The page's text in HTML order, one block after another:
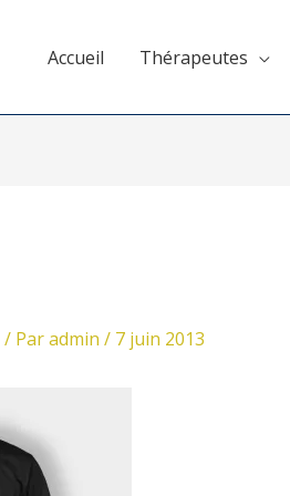
Accueil Thérapeutes
/ Paradmin / 7 juin 2013